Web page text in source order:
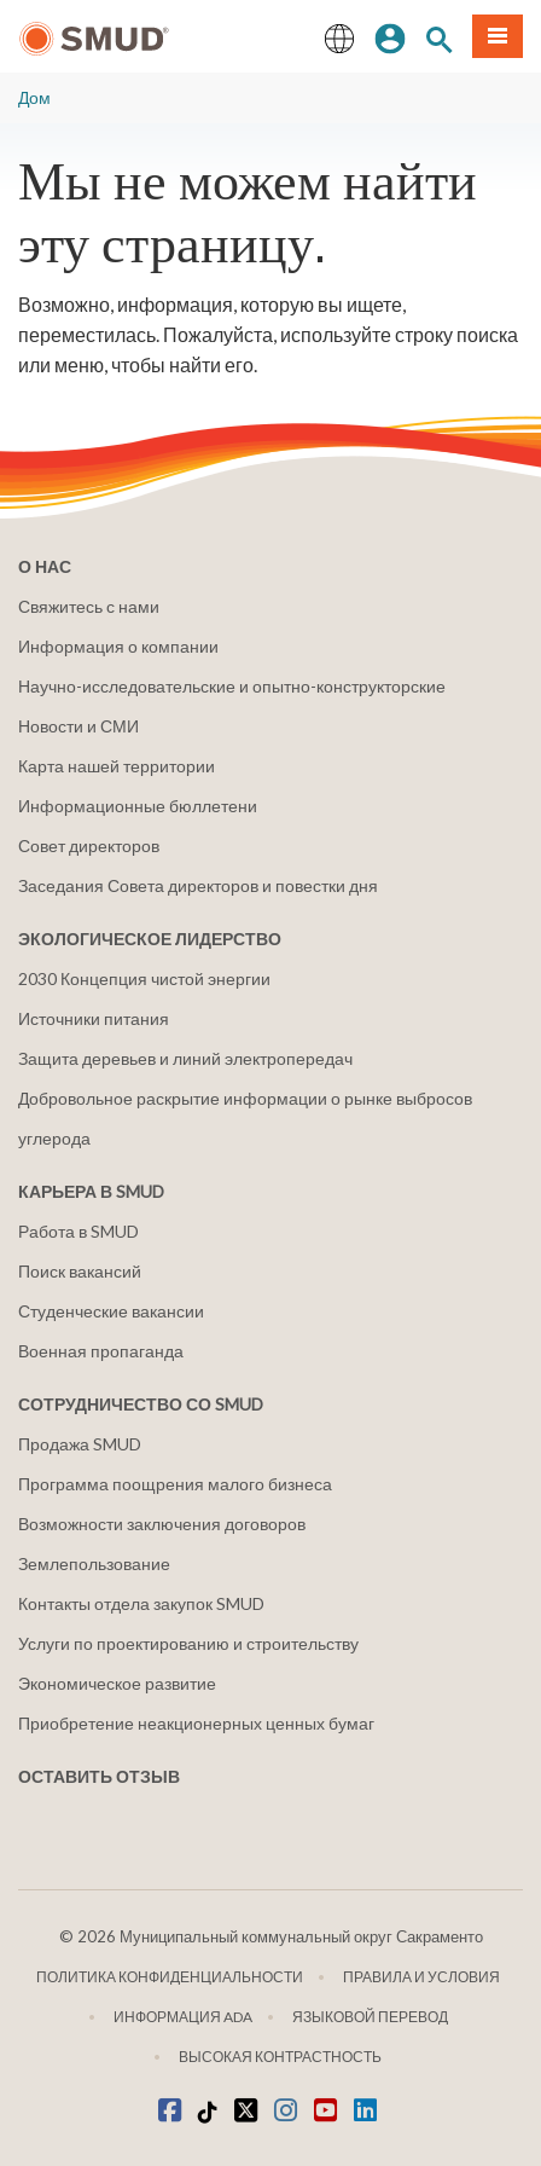
содержанию
входПоиск по
Меню
Дом
Мы не можем найти
эту страницу.
Возможно, информация, которую вы ищете,
переместилась. Пожалуйста, используйте строку поиска
или меню, чтобы найти его.
О НАС
Свяжитесь с нами
Информация о компании
Научно-исследовательские и опытно-конструкторские
Новости и СМИ
Карта нашей территории
Информационные бюллетени
Совет директоров
Заседания Совета директоров и повестки дня
ЭКОЛОГИЧЕСКОЕ ЛИДЕРСТВО
2030 Концепция чистой энергии
Источники питания
Защита деревьев и линий электропередач
Добровольное раскрытие информации о рынке выбросов
углерода
КАРЬЕРА В SMUD
Работа в SMUD
Поиск вакансий
Студенческие вакансии
Военная пропаганда
СОТРУДНИЧЕСТВО СО SMUD
Продажа SMUD
Программа поощрения малого бизнеса
Возможности заключения договоров
Землепользование
Контакты отдела закупок SMUD
Услуги по проектированию и строительству
Экономическое развитие
Приобретение неакционерных ценных бумаг
ОСТАВИТЬ ОТЗЫВ
© 2026 Муниципальный коммунальный округ Сакраменто
ПОЛИТИКА КОНФИДЕНЦИАЛЬНОСТИ ПРАВИЛА И УСЛОВИЯ
ИНФОРМАЦИЯ ADA ЯЗЫКОВОЙ ПЕРЕВОД
ВЫСОКАЯ КОНТРАСТНОСТЬ
Фейсбук
Тик-Токщебетать
Инстаграм
ЮтубLinkedIn